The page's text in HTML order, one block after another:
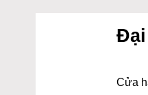
Đại
Cửa